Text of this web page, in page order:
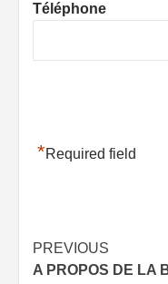
Téléphone
*Required field
Post
PREVIOUS
A PROPOS DE LA